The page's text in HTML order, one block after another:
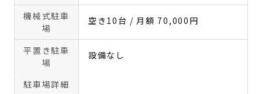
機械式駐車
場
空き10台 / 月額 70,000円
平置き駐車
場
設備なし
駐車場詳細